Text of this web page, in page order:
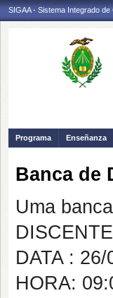
SIGAA - Sistema Integrado
Programa Enseñanza
Banca de
Uma
DATA : 26/
HORA: